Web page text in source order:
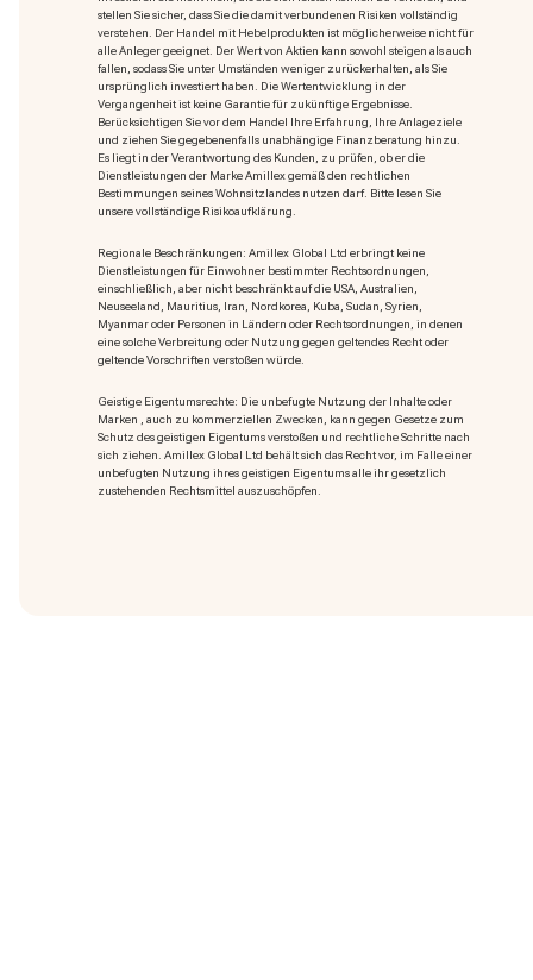
stellen Sie sicher, dass Sie die damit verbundenen Risiken vollständig
verstehen. Der Handel mit Hebelprodukten ist möglicherweise nicht für
alle Anleger geeignet. Der Wert von Aktien kann sowohl steigen als auch
fallen, sodass Sie unter Umständen weniger zurückerhalten, als Sie
ursprünglich investiert haben. Die Wertentwicklung in der
Vergangenheit ist keine Garantie für zukünftige Ergebnisse.
Berücksichtigen Sie vor dem Handel Ihre Erfahrung, Ihre Anlageziele
und ziehen Sie gegebenenfalls unabhängige Finanzberatung hinzu.
Es liegt in der Verantwortung des Kunden, zu prüfen, ob er die
Dienstleistungen der Marke Amillex gemäß den rechtlichen
Bestimmungen seines Wohnsitzlandes nutzen darf. Bitte lesen Sie
unsere vollständige Risikoaufklärung.
Regionale Beschränkungen: Amillex Global Ltd erbringt keine
Dienstleistungen für Einwohner bestimmter Rechtsordnungen,
einschließlich, aber nicht beschränkt auf die USA, Australien,
Neuseeland, Mauritius, Iran, Nordkorea, Kuba, Sudan, Syrien,
Myanmar oder Personen in Ländern oder Rechtsordnungen, in denen
eine solche Verbreitung oder Nutzung gegen geltendes Recht oder
geltende Vorschriften verstoßen würde.
Geistige Eigentumsrechte: Die unbefugte Nutzung der Inhalte oder
Marken , auch zu kommerziellen Zwecken, kann gegen Gesetze zum
Schutz des geistigen Eigentums verstoßen und rechtliche Schritte nach
sich ziehen. Amillex Global Ltd behält sich das Recht vor, im Falle einer
unbefugten Nutzung ihres geistigen Eigentums alle ihr gesetzlich
zustehenden Rechtsmittel auszuschöpfen.